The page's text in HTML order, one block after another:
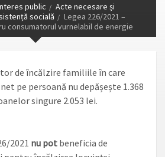
public
Acte necesare și
socială
Legea 226/2021 –
consumatorul vurnelabil de energie
de încălzire familiile în care
pe persoană nu depășește 1.368
singure 2.053 lei.
2021 nu pot beneficia de